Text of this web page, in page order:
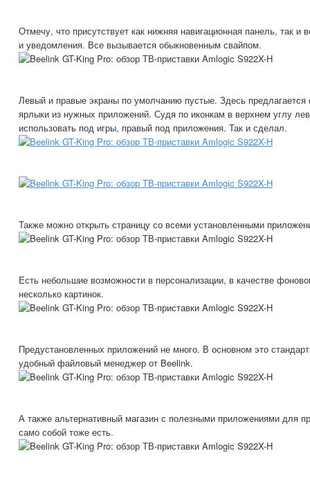
Отмечу, что присутствует как нижняя навигационная панель, так
и уведомления. Все вызывается обыкновенным свайпом.
Левый и правые экраны по умолчанию пустые. Здесь предлагается
ярлыки из нужных приложений. Судя по иконкам в верхнем углу
использовать под игры, правый под приложения. Так и сделал.
Также можно открыть страницу со всеми установленными
Есть небольшие возможности в персонализации, в качестве
несколько картинок.
Предустановленных приложений не много. В основном это
удобный файловый менеджер от Beelink.
А также альтернативный магазин с полезными приложениями для
само собой тоже есть.